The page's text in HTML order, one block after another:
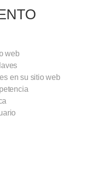
web
en su sitio web